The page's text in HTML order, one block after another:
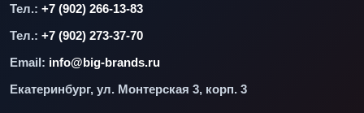
Тел.: +7 (902) 266-13-83
Тел.: +7 (902) 273-37-70
Email: info@big-brands.ru
Екатеринбург, ул. Монтерская 3, корп. 3